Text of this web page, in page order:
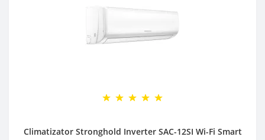
Climatizator Stronghold Inverter SAC-12SI Wi-Fi Smart